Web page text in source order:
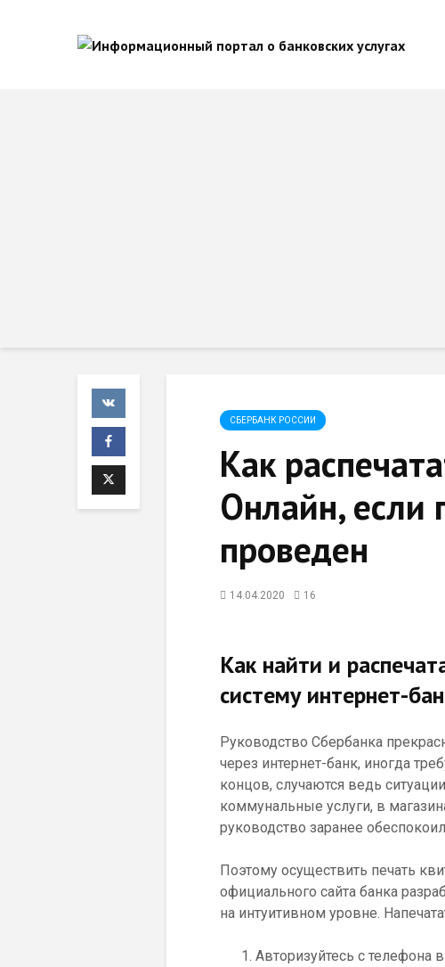
СБЕРБАНК РОССИИ
Как
Онлайн, если
проведен
14.04.2020 16
Как найти и
систему интернет-
Руководство Сбербанка
через интернет-банк, иногда
концов, случаются ведь
коммунальные услуги, в
руководство заранее
Поэтому осуществить печать
официального сайта банка
на интуитивном уровне.
Авторизуйтесь с